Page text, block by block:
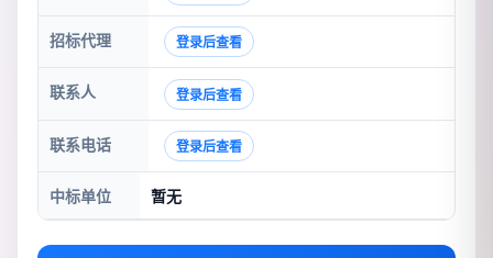
招标代理 登录后查看
联系人 登录后查看
联系电话 登录后查看
中标单位 暂无